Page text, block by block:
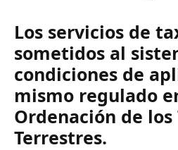
Los servicios de
sometidos al
condiciones de
mismo regulado
Ordenación de
Terrestres.